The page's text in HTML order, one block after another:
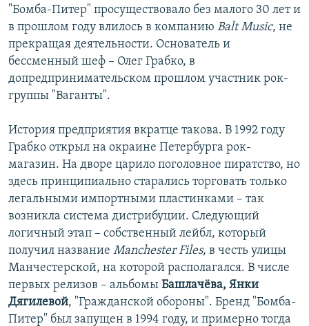
"Бомба-Питер" просуществовало без малого 30 лет и
в прошлом году влилось в компанию Balt Music, не
прекращая деятельности. Основатель и
бессменный шеф – Олег Грабко, в
допредпринимательском прошлом участник рок-
группы "Ваганты".
История предприятия вкратце такова. В 1992 году
Грабко открыл на окраине Петербурга рок-
магазин. На дворе царило поголовное пиратство, но
здесь принципиально старались торговать только
легальными импортными пластинками – так
возникла система дистрибуции. Следующий
логичный этап – собственный лейбл, который
получил название Manchester Files, в честь улицы
Манчестерской, на которой располагался. В числе
первых релизов – альбомы Башлачёва, Янки
Дягилевой, "Гражданской обороны". Бренд "Бомба-
Питер" был запущен в 1994 году, и примерно тогда